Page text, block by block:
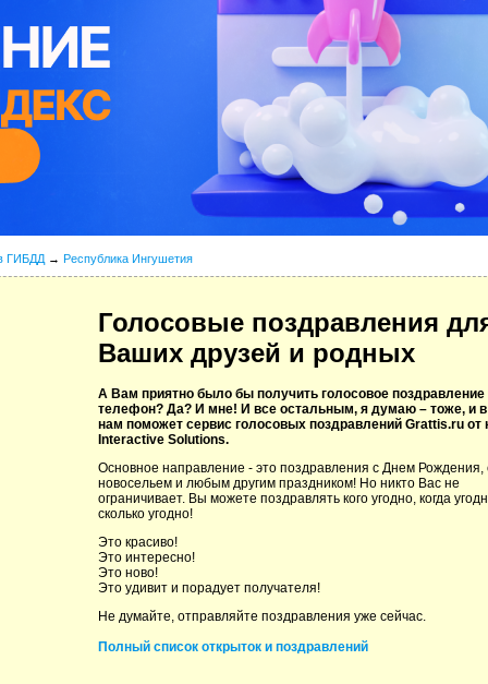
ГИБДД → Республика Ингушетия
Голосовые поздравления
Ваших друзей и родных
А Вам приятно было бы получить голосовое поздравление
телефон? Да? И мне! И все остальным, я думаю – тоже, и в
нам поможет сервис голосовых поздравлений Grattis.ru от
Interactive Solutions.
Основное направление - это поздравления с Днем Рождения,
новосельем и любым другим праздником! Но никто Вас не
ограничивает. Вы можете поздравлять кого угодно, когда
сколько угодно!
Это красиво!
Это интересно!
Это ново!
Это удивит и порадует получателя!
Не думайте, отправляйте поздравления уже сейчас.
Полный список открыток и поздравлений